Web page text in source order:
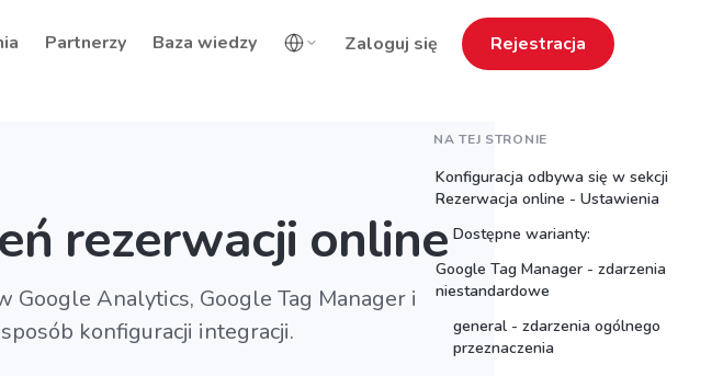
Zaloguj się Rejestracja
Partnerzy Baza wiedzy
rezerwacji online
Google Analytics, Google Tag Manager i
konfiguracji integracji.
NA TEJ STRONIE
Konfiguracja odbywa się w sekcji
Rezerwacja online - Ustawienia
Dostępne warianty:
Google Tag Manager - zdarzenia
niestandardowe
general - zdarzenia ogólnego
przeznaczenia